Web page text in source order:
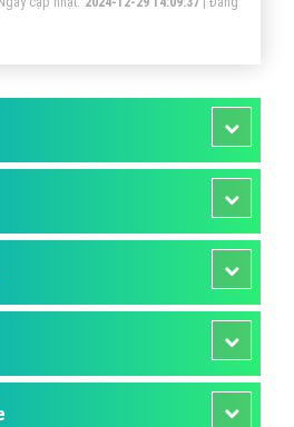
nóng bởi tầng đá cháy sâu hơn
lý do vì sao mà có suối khoáng